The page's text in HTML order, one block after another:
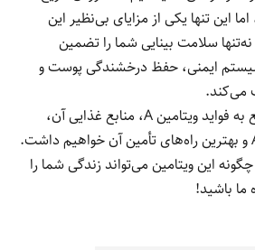
این تنها یکی از مزایای بی‌نظیر این
A نه‌تنها سلامت بینایی شما را تضمین
ایمنی، حفظ درخشندگی پوست و
می‌کند.
در این مقاله، نگاهی جامع به فواید ویتامین A، منابع غذایی آن،
قرص و کپسول ویتامین A و بهترین راه‌های تأمین آن خواهیم داشت.
این ویتامین می‌تواند زندگی شما را
ما باشید!